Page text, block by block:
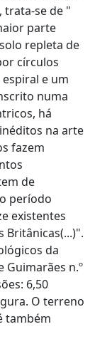
trata-se de "
parte
repleta de
círculos
e um
numa
há
na arte
fazem
de
período
existentes
Britânicas(...)".
da
Guimarães n.º
6,50
O terreno
também